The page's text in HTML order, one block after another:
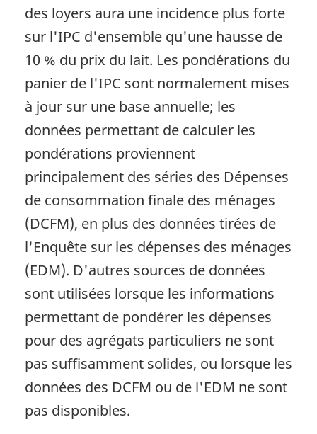
des loyers aura une incidence plus forte
sur l'IPC d'ensemble qu'une hausse de
10 % du prix du lait. Les pondérations du
panier de l'IPC sont normalement mises
à jour sur une base annuelle; les
données permettant de calculer les
pondérations proviennent
principalement des séries des Dépenses
de consommation finale des ménages
(DCFM), en plus des données tirées de
l'Enquête sur les dépenses des ménages
(EDM). D'autres sources de données
sont utilisées lorsque les informations
permettant de pondérer les dépenses
pour des agrégats particuliers ne sont
pas suffisamment solides, ou lorsque les
données des DCFM ou de l'EDM ne sont
pas disponibles.